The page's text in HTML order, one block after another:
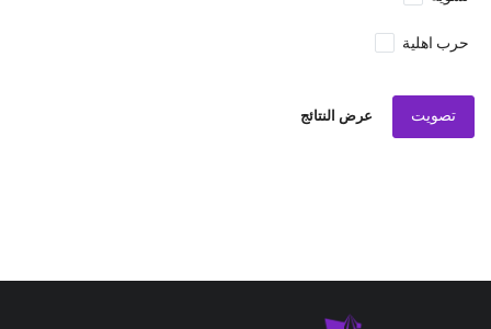
حرب اهلية
تصويت عرض النتائج